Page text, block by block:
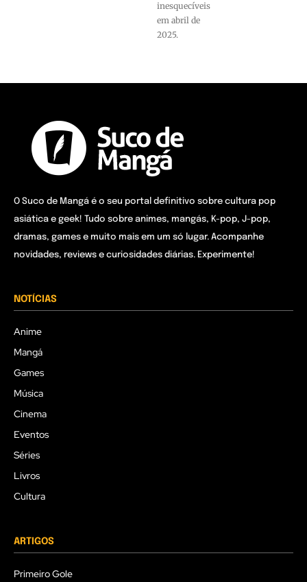
inesquecíveis
em abril de
2025.
O Suco de Mangá é o seu portal definitivo sobre cultura pop
asiática e geek! Tudo sobre animes, mangás, K-pop, J-pop,
dramas, games e muito mais em um só lugar. Acompanhe
novidades, reviews e curiosidades diárias. Experimente!
NOTÍCIAS
Anime
Mangá
Games
Música
Cinema
Eventos
Séries
Livros
Cultura
ARTIGOS
Primeiro Gole